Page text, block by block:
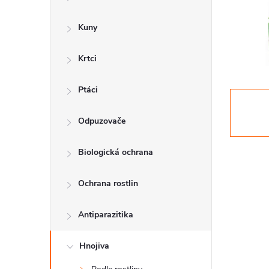
Kuny
Krtci
Ptáci
Odpuzovače
Biologická ochrana
Ochrana rostlin
Antiparazitika
Hnojiva